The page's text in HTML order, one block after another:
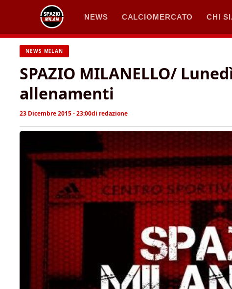
contenuto
NEWS CALCIOMERCATO CHI
NEWS MILAN
SPAZIO MILANELLO/
allenamenti
23 Dicembre 2015 - 23:00di redazione